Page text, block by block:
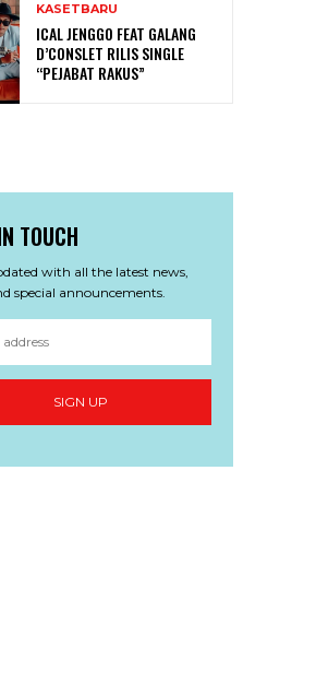
KASETBARU
ICAL JENGGO FEAT GALANG
D’CONSLET RILIS SINGLE
“PEJABAT RAKUS”
TOUCH
with all the latest news,
special announcements.
SIGN UP